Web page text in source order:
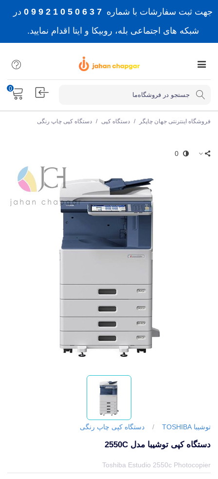
جهت ثبت سفارشات با شماره 7 3 6 0 5 0 1 2 9 9 0
در
شبکه های اجتماعی بله، روبیکا و ایتا اقدام نمایید.
0
فروشگاه اینترنتی جهان چاپگر / دستگاه کپی / دستگاه کپی چاپ رنگی
0
توشیبا TOSHIBA / دستگاه کپی چاپ رنگی
دستگاه کپی توشیبا مدل 2550C
Toshiba Estudio 2550c Photocopier